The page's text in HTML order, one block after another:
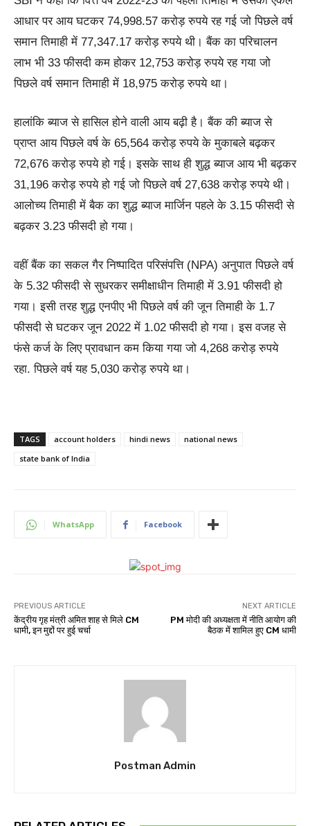
आधार पर आय घटकर 74,998.57 करोड़ रुपये रह गई जो पिछले वर्ष
समान तिमाही में 77,347.17 करोड़ रुपये थी। बैंक का परिचालन
लाभ भी 33 फीसदी कम होकर 12,753 करोड़ रुपये रह गया जो
पिछले वर्ष समान तिमाही में 18,975 करोड़ रुपये था।
हालांकि ब्याज से हासिल होने वाली आय बढ़ी है। बैंक की ब्याज से
प्राप्त आय पिछले वर्ष के 65,564 करोड़ रुपये के मुकाबले बढ़कर
72,676 करोड़ रुपये हो गई। इसके साथ ही शुद्ध ब्याज आय भी बढ़कर
31,196 करोड़ रुपये हो गई जो पिछले वर्ष 27,638 करोड़ रुपये थी।
आलोच्य तिमाही में बैक का शुद्ध ब्याज मार्जिन पहले के 3.15 फीसदी से
बढ़कर 3.23 फीसदी हो गया।
वहीं बैंक का सकल गैर निष्पादित परिसंपत्ति (NPA) अनुपात पिछले वर्ष
के 5.32 फीसदी से सुधरकर समीक्षाधीन तिमाही में 3.91 फीसदी हो
गया। इसी तरह शुद्ध एनपीए भी पिछले वर्ष की जून तिमाही के 1.7
फीसदी से घटकर जून 2022 में 1.02 फीसदी हो गया। इस वजह से
फंसे कर्ज के लिए प्रावधान कम किया गया जो 4,268 करोड़ रुपये
रहा. पिछले वर्ष यह 5,030 करोड़ रुपये था।
TAGS account holders hindi news
national news
state bank of India
WhatsApp Facebook
PREVIOUS ARTICLE
केंद्रीय गृह मंत्री अमित शाह से मिले CM
धामी, इन मुद्दों पर हुई चर्चा
NEXT ARTICLE
PM मोदी की अध्यक्षता में नीति आयोग की
बैठक में शामिल हुए CM धामी
Postman Admin